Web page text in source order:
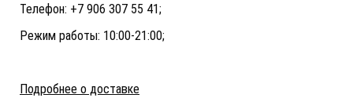
Телефон: +7 906 307 55 41;
Режим работы: 10:00-21:00;
Подробнее о доставке